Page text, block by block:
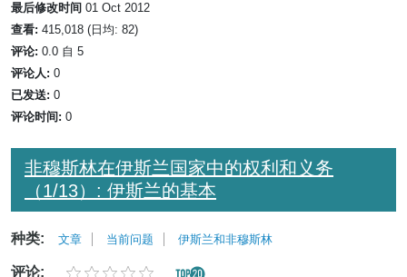
最后修改时间 01 Oct 2012
查看: 415,018 (日均: 82)
评论: 0.0 自 5
评论人: 0
已发送: 0
评论时间: 0
非穆斯林在伊斯兰国家中的权利和义务
（1/13）: 伊斯兰的基本
种类: 文章 当前问题 伊斯兰和非穆斯林
评论: